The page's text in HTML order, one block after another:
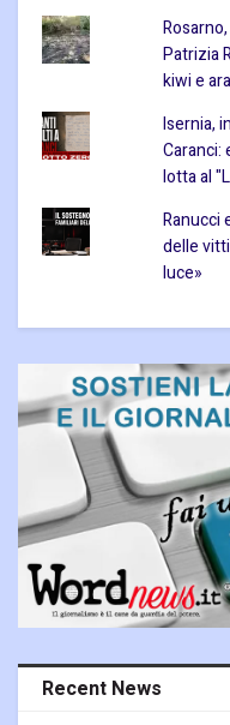
Patrizia
kiwi e
Isernia,
Caranci:
lotta al
Ranucci
delle
luce»
Recent News